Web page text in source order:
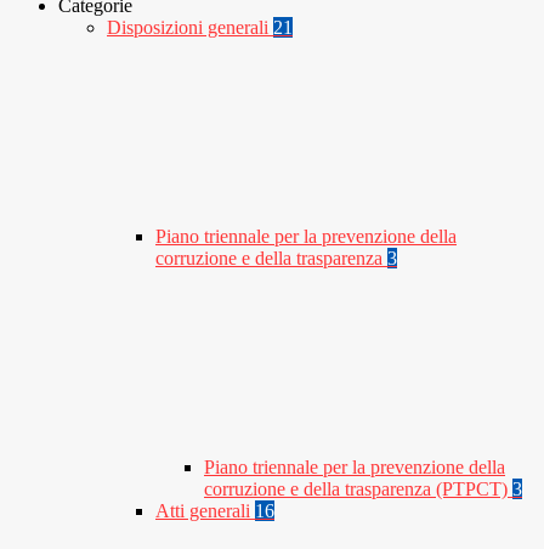
Categorie
Disposizioni generali 21
Piano triennale per la prevenzione della
corruzione e della trasparenza 3
Piano triennale per la prevenzione della
corruzione e della trasparenza (PTPCT) 3
Atti generali 16